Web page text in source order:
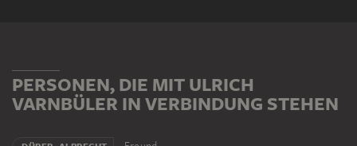
PERSONEN, DIE MIT ULRICH
VARNBÜLER IN VERBINDUNG STEHEN